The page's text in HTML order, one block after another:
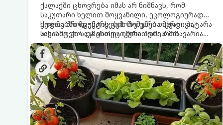
ქალაქში ცხოვრება იმას არ ნიშნავს, რომ
საკუთარი ხელით მოყვანილი, ეკოლოგიურად
სუფთა პროდუქტის გემოზე უარი თქვათ. პატარა
აივანიც კი საკმარისია იმისათვის, რომ
მოიწყოთ მინი-ბოსტანი, საიდანაც
ყოველდღიურად ახალ, არომატულ მწვანილსა
და ბოსტნეულს მოკრეფთ.
ქოთნებში მცენარეების მოშენება მარტივი,
სასიამოვნო და ესთეტიკური ჰობია. მთავარია
იცოდეთ, რომელი კულტურები ეგუებიან
ქოთნის პირობებს ყველაზე კარგად და როგორ
მოუაროთ მათ სწორად.